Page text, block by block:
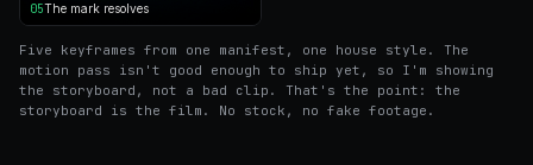
05The mark resolves
Five keyframes from one manifest, one house style. The
motion pass isn't good enough to ship yet, so I'm showing
the storyboard, not a bad clip. That's the point: the
storyboard is the film. No stock, no fake footage.